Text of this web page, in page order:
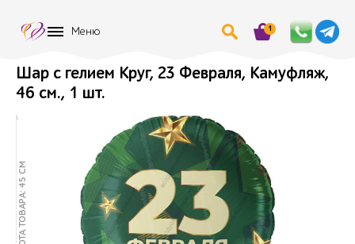
Меню 1
Шар с гелием Круг, 23 Февраля, Камуфляж,
46 см., 1 шт.
ВЫСОТА ТОВАРА: 45 СМ